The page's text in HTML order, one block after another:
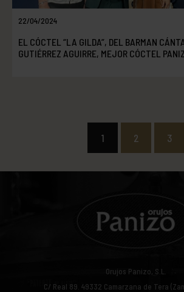
22/04/2024
EL CÓCTEL “LA GILDA”, DEL BARMAN
GUTIÉRREZ AGUIRRE, MEJOR CÓCTEL
1 2 3
Orujos Panizo, S.L.
C/ Real 89. 49332 Camarzana de Tera